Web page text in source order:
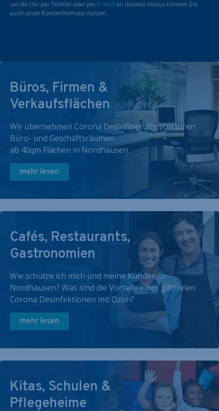
um die Uhr per Telefon oder per E-Mail an darüber hinaus können Sie
auch unser Kontaktformular nutzen.
Büros, Firmen &
Verkaufsflächen
Wir übernehmen Corona Desinfizierung von Ihren
Büro- und Geschäftsräumen
ab 40qm Flächen in Nordhausen.
mehr lesen
Cafés, Restaurants,
Gastronomien
Wie schütze ich mich und meine Kunden in
Nordhausen? Was sind die Vorteile einer giftfreien
Corona Desinfektionen mit Ozon?
mehr lesen
Kitas, Schulen &
Pflegeheime